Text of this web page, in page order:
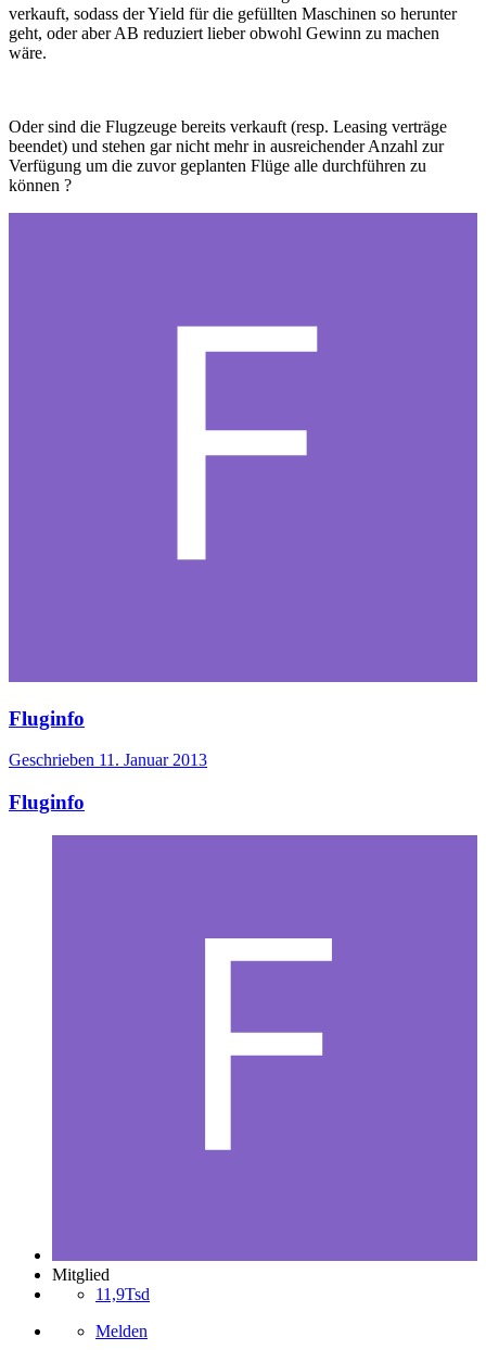
verkauft, sodass der Yield für die gefüllten Maschinen so herunter
geht, oder aber AB reduziert lieber obwohl Gewinn zu machen
wäre.
Oder sind die Flugzeuge bereits verkauft (resp. Leasing verträge
beendet) und stehen gar nicht mehr in ausreichender Anzahl zur
Verfügung um die zuvor geplanten Flüge alle durchführen zu
können ?
Fluginfo
Geschrieben 11. Januar 2013
Fluginfo
Mitglied
11,9Tsd
Melden